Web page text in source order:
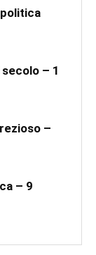
– 1
–
– 9